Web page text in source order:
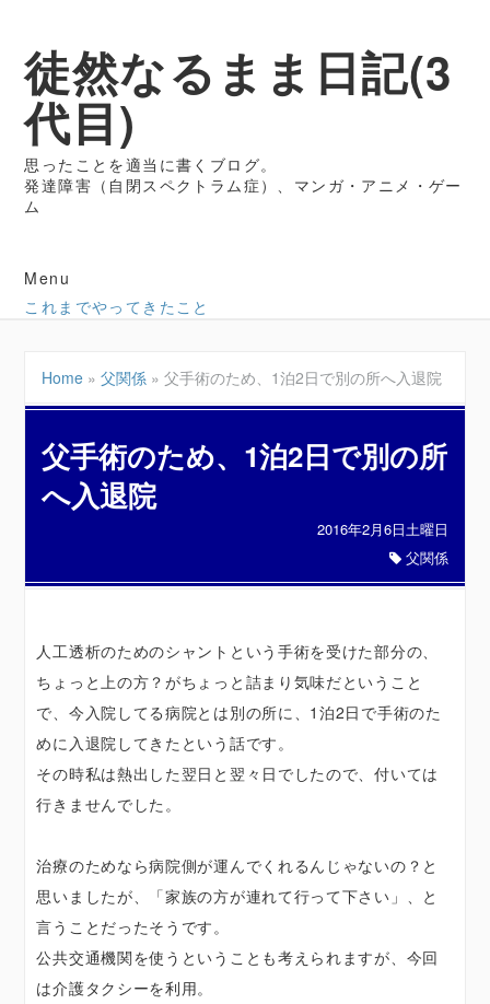
徒然なるまま日記(3
代目)
思ったことを適当に書くブログ。
発達障害（自閉スペクトラム症）、マンガ・アニメ・ゲー
ム
Menu
これまでやってきたこと
Home »父関係 »父手術のため、1泊2日で別の所へ入退院
父手術のため、1泊2日で別の所
へ入退院
2016年2月6日土曜日
父関係
人工透析のためのシャントという手術を受けた部分の、
ちょっと上の方？がちょっと詰まり気味だということ
で、今入院してる病院とは別の所に、1泊2日で手術のた
めに入退院してきたという話です。
その時私は熱出した翌日と翌々日でしたので、付いては
行きませんでした。
治療のためなら病院側が運んでくれるんじゃないの？と
思いましたが、「家族の方が連れて行って下さい」、と
言うことだったそうです。
公共交通機関を使うということも考えられますが、今回
は介護タクシーを利用。